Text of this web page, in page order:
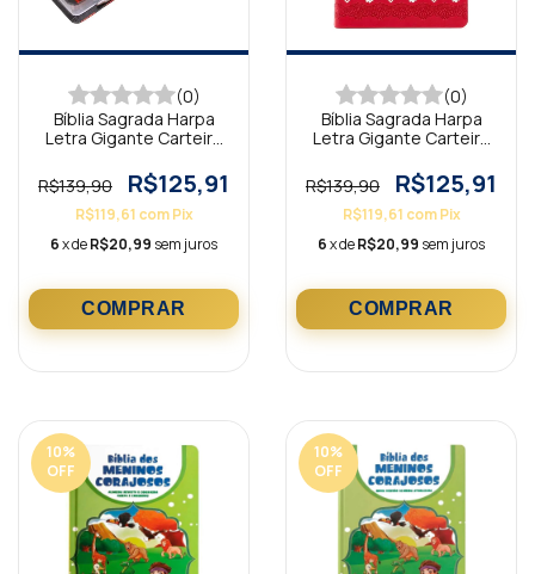
(0)
Bíblia Sagrada Harpa
Letra Gigante Carteira
R$139,90
R$125,91
R$119,61 com Pix
6x deR$20,99 sem juros
(0)
Bíblia Sagrada Harpa
Letra Gigante Carteira
R$139,90
R$125,91
R$119,61 com Pix
6x deR$20,99 sem juros
10%
OFF
10%
OFF